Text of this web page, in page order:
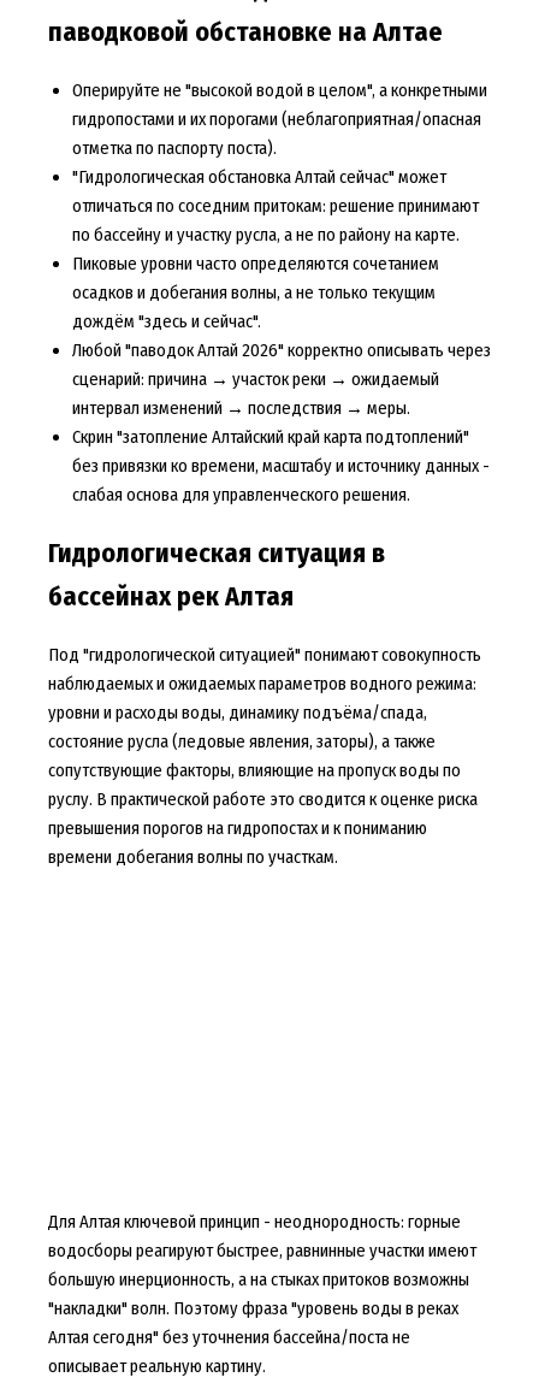
паводковой обстановке на Алтае
Оперируйте не "высокой водой в целом", а конкретными
гидропостами и их порогами (неблагоприятная/опасная
отметка по паспорту поста).
"Гидрологическая обстановка Алтай сейчас" может
отличаться по соседним притокам: решение принимают
по бассейну и участку русла, а не по району на карте.
Пиковые уровни часто определяются сочетанием
осадков и добегания волны, а не только текущим
дождём "здесь и сейчас".
Любой "паводок Алтай 2026" корректно описывать через
сценарий: причина → участок реки → ожидаемый
интервал изменений → последствия → меры.
Скрин "затопление Алтайский край карта подтоплений"
без привязки ко времени, масштабу и источнику данных -
слабая основа для управленческого решения.
Гидрологическая ситуация в
бассейнах рек Алтая
Под "гидрологической ситуацией" понимают совокупность
наблюдаемых и ожидаемых параметров водного режима:
уровни и расходы воды, динамику подъёма/спада,
состояние русла (ледовые явления, заторы), а также
сопутствующие факторы, влияющие на пропуск воды по
руслу. В практической работе это сводится к оценке риска
превышения порогов на гидропостах и к пониманию
времени добегания волны по участкам.
Для Алтая ключевой принцип - неоднородность: горные
водосборы реагируют быстрее, равнинные участки имеют
большую инерционность, а на стыках притоков возможны
"накладки" волн. Поэтому фраза "уровень воды в реках
Алтая сегодня" без уточнения бассейна/поста не
описывает реальную картину.